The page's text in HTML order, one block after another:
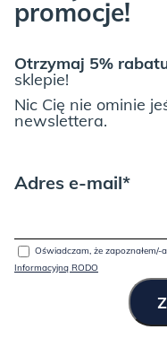
promocje!
Otrzymaj 5%
sklepie!
Nic Cię nie ominie
newslettera.
Adres e-mail*
Oświadczam, że zapoznałem/-
Informacyjną RODO